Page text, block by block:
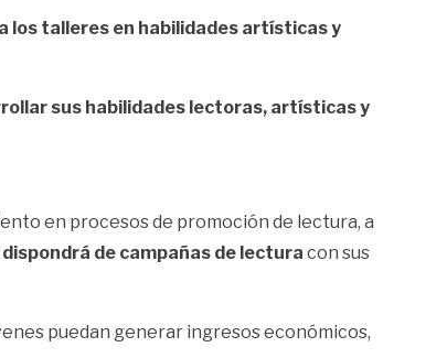
los talleres en habilidades artísticas y
sus habilidades lectoras, artísticas y
en procesos de promoción de lectura, a
de campañas de lectura con sus
puedan generar ingresos económicos,